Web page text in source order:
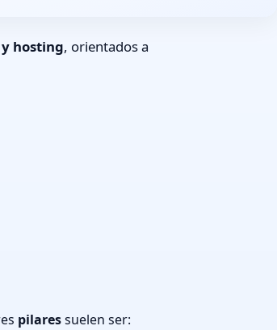
y hosting, orientados a
pilaressuelen ser: